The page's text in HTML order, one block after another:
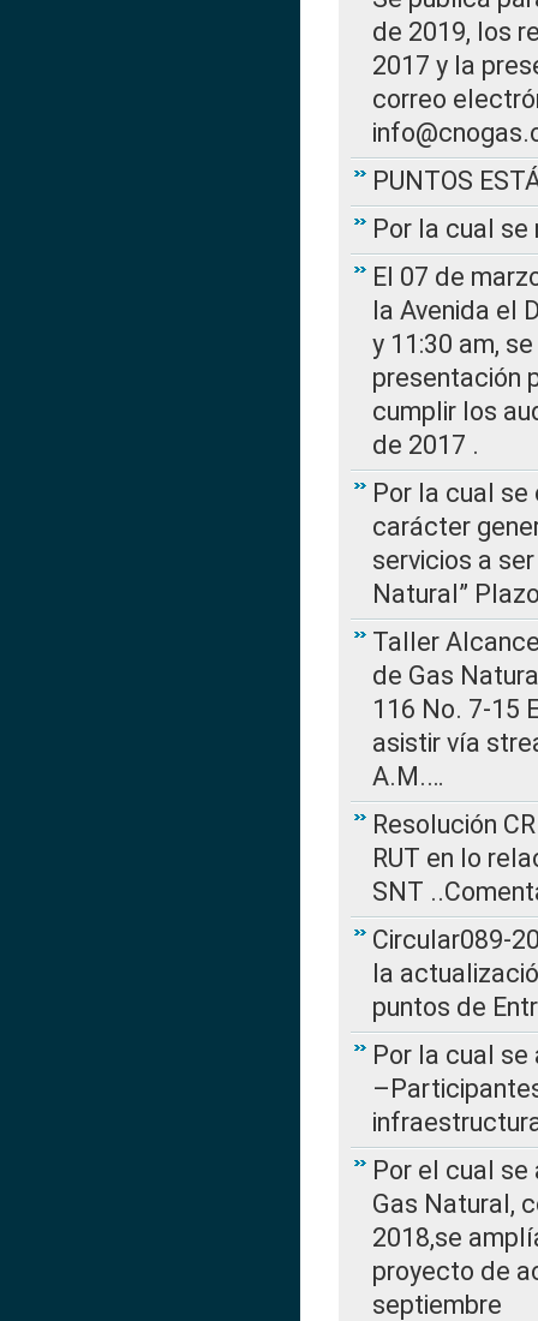
de 2019, los
2017 y la
correo
PUNTOS
Por la cual se
El 07 de
la Avenida el
y 11:30 am,
presentación
cumplir los
de 2017 .
Por la cual
carácter
servicios a
Natural”
Taller
de Gas
116 No. 7-15
asistir vía
A.M.…
Resolución
RUT en lo
SNT
Circular089-
la
puntos de
Por la cual se
Por el cual
Gas Natural,
2018,se
proyecto de
septiembre